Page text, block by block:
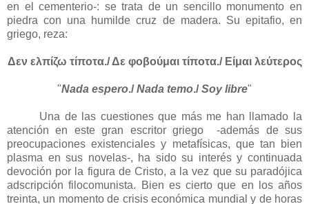
en el cementerio-: se trata de un sencillo monumento en
piedra con una humilde cruz de madera. Su epitafio, en
griego, reza:
Δεν ελπίζω τίποτα./ Δε φοβούμαι τίποτα./ Είμαι λεύτερος
"Nada espero./ Nada temo./ Soy libre"
Una de las cuestiones que más me han llamado la
atención en este gran escritor griego -además de sus
preocupaciones existenciales y metafísicas, que tan bien
plasma en sus novelas-, ha sidosu interés y continuada
devoción por la figura de Cristo, a la vez que su paradójica
adscripción filocomunista. Bien es cierto que en los años
treinta, un momento de crisis económica mundial y de horas